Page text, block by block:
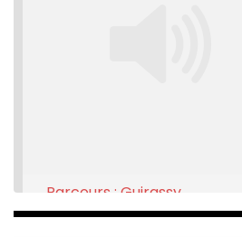
Parcours : Guirassy
Feb 16, 2021 • 28:08